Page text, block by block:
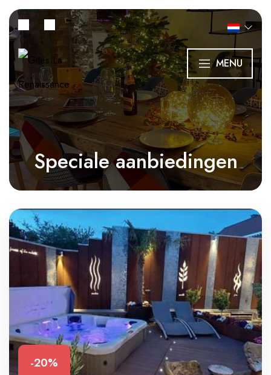
MENU
Speciale aanbiedingen
-20%